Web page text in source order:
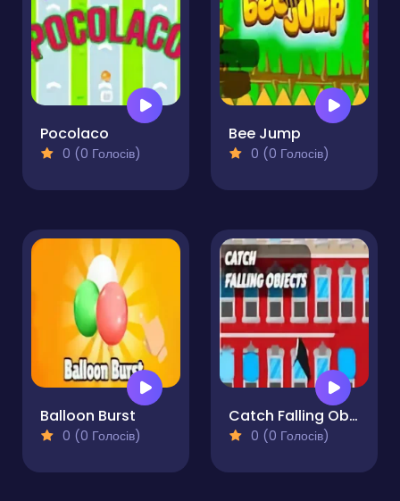
Pocolaco
0 (0 Голосів)
Bee Jump
0 (0 Голосів)
Balloon Burst
0 (0 Голосів)
Catch Falling Objects
0 (0 Голосів)